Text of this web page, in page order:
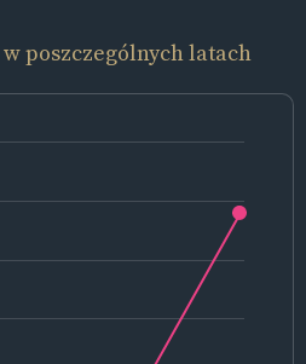
w poszczególnych latach